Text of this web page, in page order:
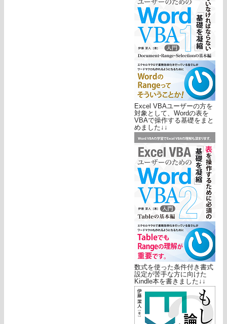
Excel VBAユーザーの方を
対象として、Wordの表を
VBAで操作する基礎をまと
めました↓↓
数式を使った条件付き書式
設定が苦手な方に向けた
Kindle本を書きました↓↓